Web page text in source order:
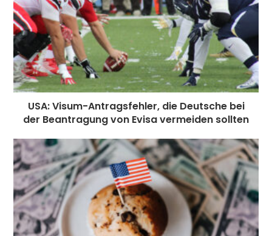
USA: Visum-Antragsfehler, die Deutsche bei
der Beantragung von Evisa vermeiden sollten